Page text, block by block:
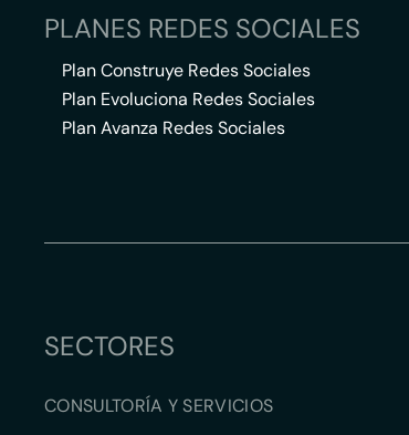
PLANES REDES SOCIALES
Plan Construye Redes Sociales
Plan Evoluciona Redes Sociales
Plan Avanza Redes Sociales
SECTORES
CONSULTORÍA Y SERVICIOS